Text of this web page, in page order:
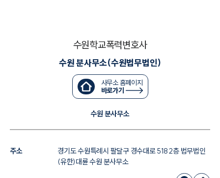
수원학교폭력변호사
수원 분사무소(수원법무법인)
사무소 홈페이지
바로가기
수원 분사무소
주소
경기도 수원특례시 팔달구 경수대로 518 2층 법무법인
(유한)대륜 수원 분사무소